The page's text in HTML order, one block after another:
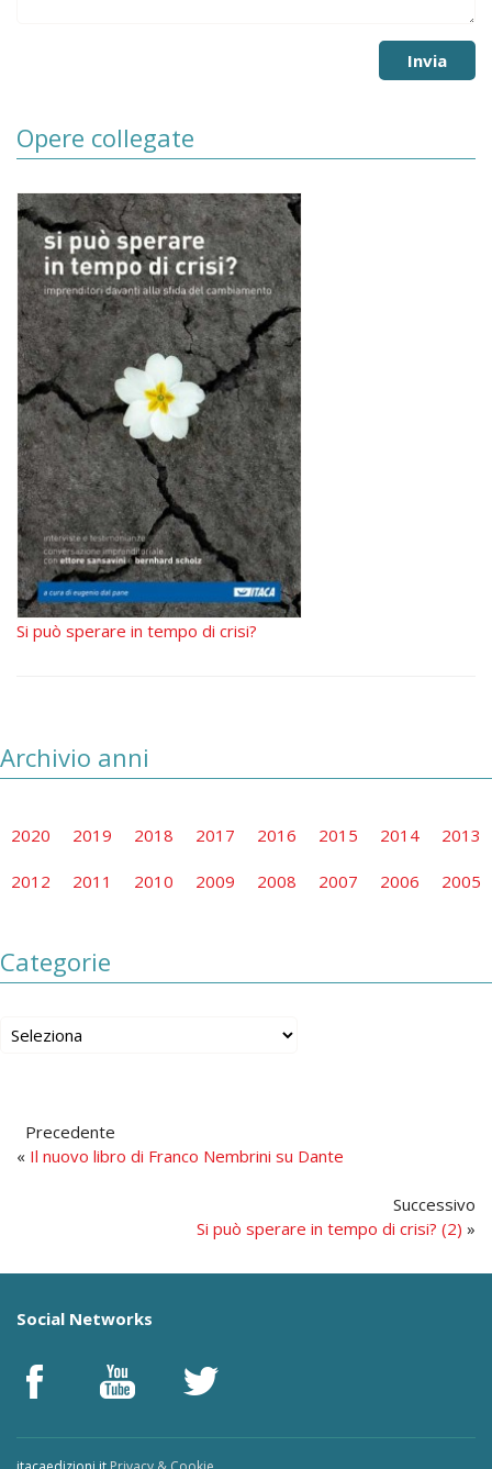
Opere collegate
Si può sperare in tempo di crisi?
Archivio anni
2020 2019 2018 2017 2016 2015 2014 2013
2012 2011 2010 2009 2008 2007 2006 2005
Categorie
Precedente
« Il nuovo libro di Franco Nembrini su Dante
Successivo
Si può sperare in tempo di crisi? (2) »
Social Networks